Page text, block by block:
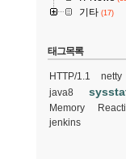
기타 (17)
태그목록
HTTP/1.1 netty
java8
Memory
jenkins